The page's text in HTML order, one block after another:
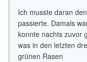
Ich musste daran
passierte. Damals
konnte nachts zuvor
was in den letzten
grünen Rasen